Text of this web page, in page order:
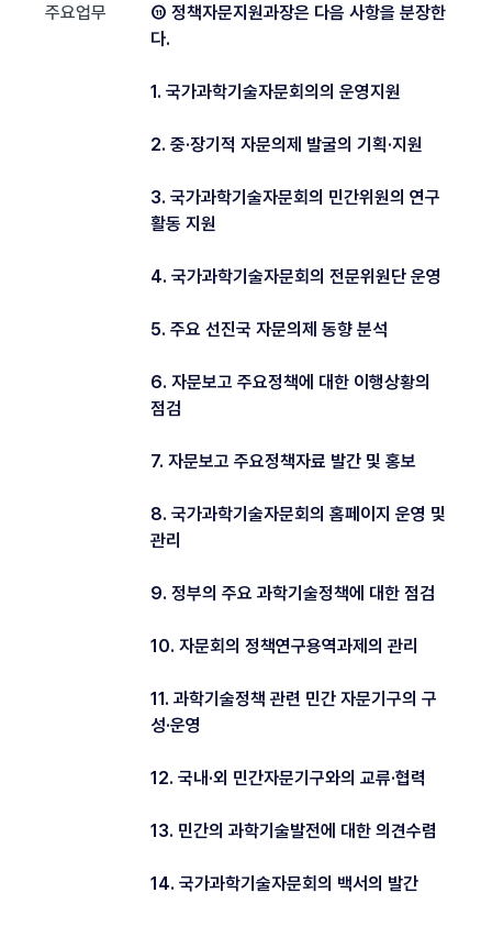
주요업무
⑪ 정책자문지원과장은 다음 사항을 분장한
다.
1. 국가과학기술자문회의의 운영지원
2. 중·장기적 자문의제 발굴의 기획·지원
3. 국가과학기술자문회의 민간위원의 연구
활동 지원
4. 국가과학기술자문회의 전문위원단 운영
5. 주요 선진국 자문의제 동향 분석
6. 자문보고 주요정책에 대한 이행상황의
점검
7. 자문보고 주요정책자료 발간 및 홍보
8. 국가과학기술자문회의 홈페이지 운영 및
관리
9. 정부의 주요 과학기술정책에 대한 점검
10. 자문회의 정책연구용역과제의 관리
11. 과학기술정책 관련 민간 자문기구의 구
성·운영
12. 국내·외 민간자문기구와의 교류·협력
13. 민간의 과학기술발전에 대한 의견수렴
14. 국가과학기술자문회의 백서의 발간